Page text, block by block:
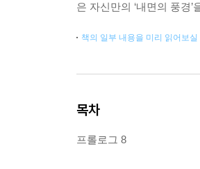
은 자신만의 ‘내면의 풍경
책의 일부 내용을 미리 읽어보
목차
프롤로그 8